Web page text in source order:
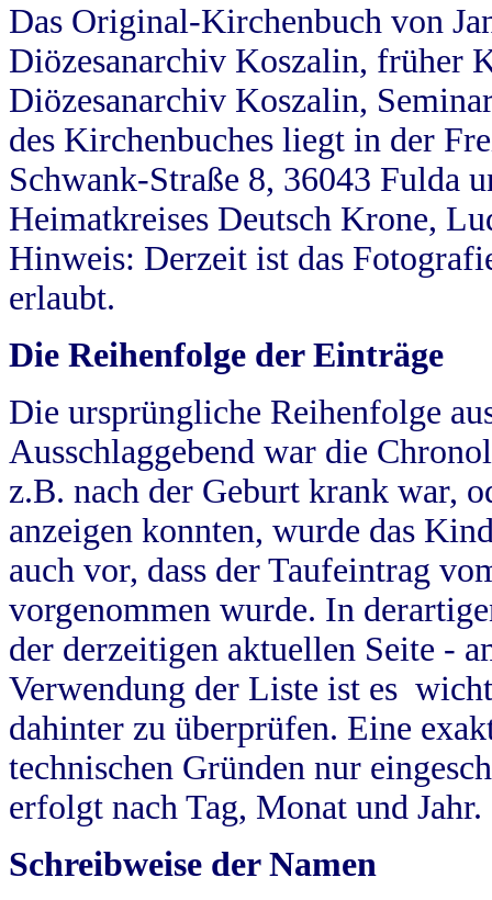
Das Original-Kirchenbuch von
Diözesanarchiv Koszalin, früher
Diözesanarchiv Koszalin,
des Kirchenbuches liegt in der
Schwank-Straße 8, 36043 Fulda
Heimatkreises Deutsch Krone,
Hinweis: Derzeit ist das
erlaubt.
Die Reihenfolge der Einträge
Die ursprüngliche Reihenfolge
Ausschlaggebend war die
z.B. nach der Geburt krank war,
anzeigen konnten, wurde das
auch vor, dass der Taufeintrag
vorgenommen wurde. In
der derzeitigen aktuellen Seite -
Verwendung der Liste ist es
dahinter zu überprüfen. Eine
technischen Gründen nur
erfolgt nach Tag, Monat und Jahr.
Schreibweise der Namen